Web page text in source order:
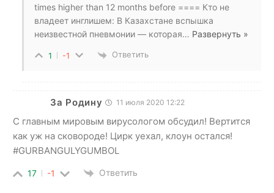
times higher than 12 months before ==== Кто не
владеет инглишем: В Казахстане вспышка
неизвестной пневмонии — которая… Развернуть »
1 -1 Ответить
За Родину 11 июля 2020 12:22
С главным мировым вирусологом обсудил! Вертится
как уж на сковороде! Цирк уехал, клоун остался!
#GURBANGULYGUMBOL
17 -1 Ответить